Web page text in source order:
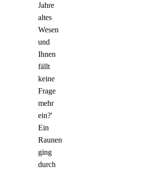
Jahre
altes
Wesen
und
Ihnen
fällt
keine
Frage
mehr
ein?'
Ein
Raunen
ging
durch